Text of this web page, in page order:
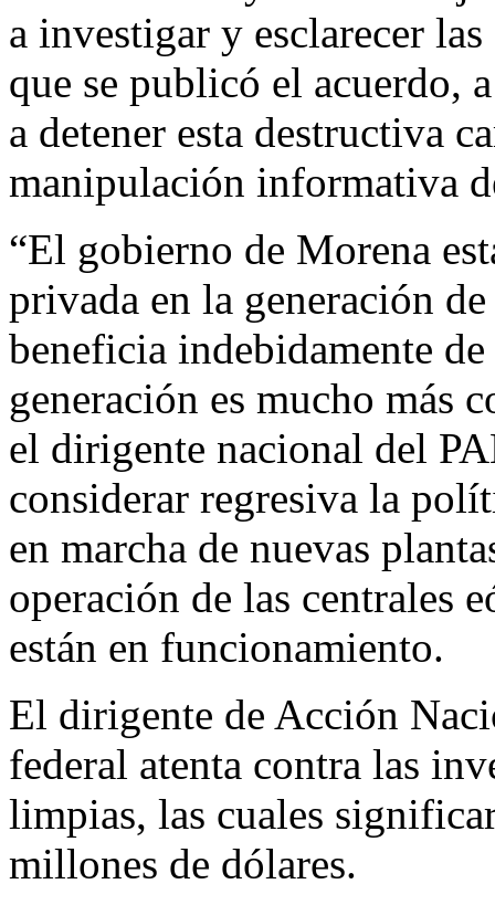
a investigar y esclarecer
que se publicó el acuerdo,
a detener esta destructiva
manipulación informativa
“El gobierno de Morena
privada en la generación
beneficia indebidamente
generación es mucho más
el dirigente nacional del
considerar regresiva la
en marcha de nuevas
operación de las centrales
están en funcionamiento.
El dirigente de Acción
federal atenta contra las
limpias, las cuales
millones de dólares.